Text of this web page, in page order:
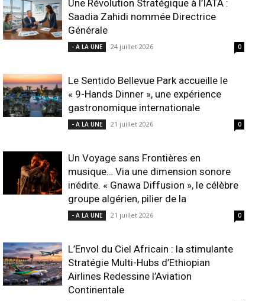
Une Révolution Stratégique à l’IATA :
Saadia Zahidi nommée Directrice
Générale
- A LA UNE 24 juillet 2026 0
Le Sentido Bellevue Park accueille le
« 9-Hands Dinner », une expérience
gastronomique internationale
- A LA UNE 21 juillet 2026 0
Un Voyage sans Frontières en
musique… Via une dimension sonore
inédite. « Gnawa Diffusion », le célèbre
groupe algérien, pilier de la
- A LA UNE 21 juillet 2026 0
L’Envol du Ciel Africain : la stimulante
Stratégie Multi-Hubs d’Ethiopian
Airlines Redessine l’Aviation
Continentale